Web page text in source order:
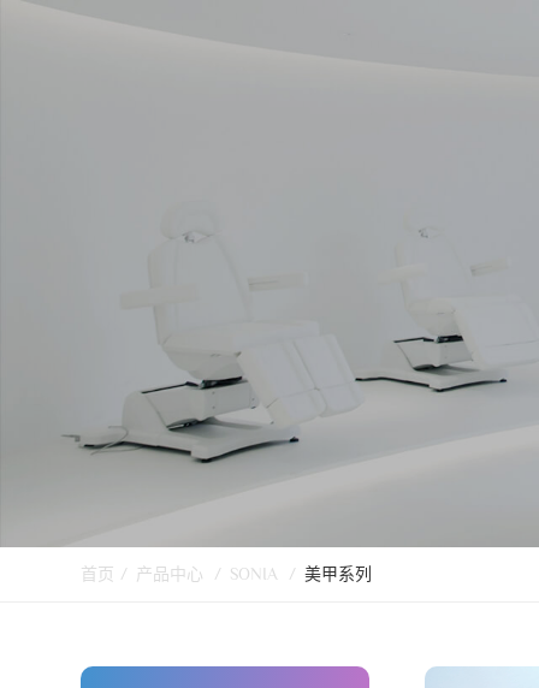
首页 / 产品中心 / SONIA / 美甲系列